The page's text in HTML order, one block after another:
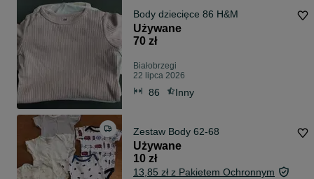
Body dziecięce 86 H&M
Używane
70 zł
Białobrzegi
22 lipca 2026
86 Inny
Zestaw Body 62-68
Używane
10 zł
13,85 zł z Pakietem Ochronnym